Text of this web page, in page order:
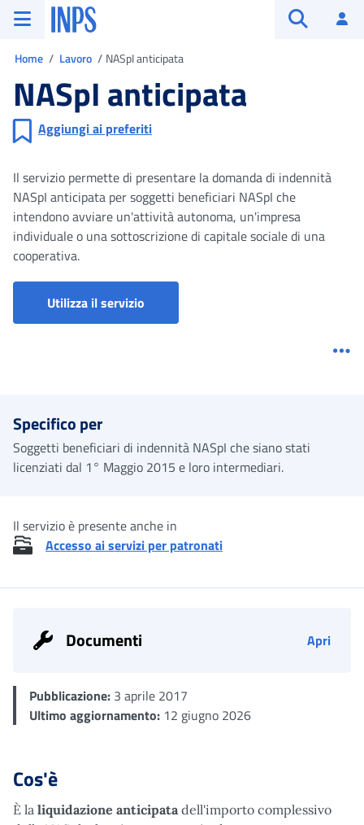
Vai al menu principale
Vai al contenuto principale
Vai al pie' di pagina
INPS ()
Home Lavoro NASpI anticipata
NASpI anticipata
Aggiungi ai preferiti
Il servizio permette di presentare la domanda di indennità
NASpI anticipata per soggetti beneficiari NASpI che
intendono avviare un'attività autonoma, un'impresa
individuale o una sottoscrizione di capitale sociale di una
cooperativa.
Utilizza il servizio
Specifico per
Soggetti beneficiari di indennità NASpI che siano stati
licenziati dal 1° Maggio 2015 e loro intermediari.
Il servizio è presente anche in
Accesso ai servizi per patronati
Pubblicazione: 3 aprile 2017
Ultimo aggiornamento: 12 giugno 2026
Cos'è
È la liquidazione anticipata dell'importo complessivo
Documenti Apri